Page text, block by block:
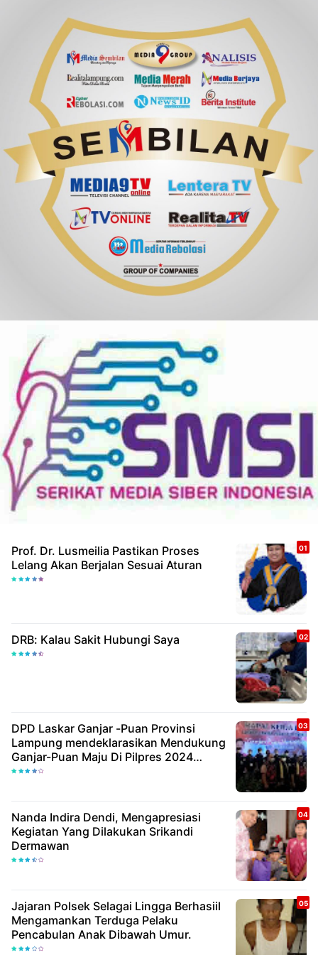
Prof. Dr. Lusmeilia Pastikan Proses
Lelang Akan Berjalan Sesuai Aturan
DRB: Kalau Sakit Hubungi Saya
DPD Laskar Ganjar -Puan Provinsi
Lampung mendeklarasikan Mendukung
Ganjar-Puan Maju Di Pilpres 2024
Mendatang
Nanda Indira Dendi, Mengapresiasi
Kegiatan Yang Dilakukan Srikandi
Dermawan
Jajaran Polsek Selagai Lingga Berhasiil
Mengamankan Terduga Pelaku
Pencabulan Anak Dibawah Umur.